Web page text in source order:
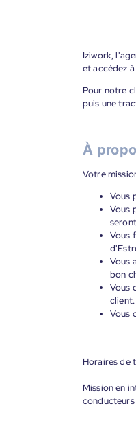
Iziwork,
et accédez
Pour notre
puis une
À
Votre
Vous
Vous
Vous
Vous
bon
Vous
client.
Vous
Horaires de
Mission en
conducteurs